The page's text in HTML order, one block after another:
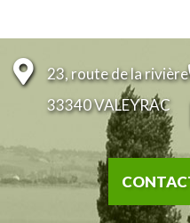
23, route de la rivière
33340 VALEYRAC